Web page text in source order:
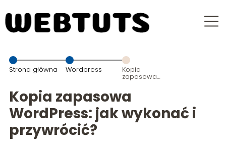
Strona główna Wordpress Kopia
zapasowa
przywrócić?
Kopia zapasowa
WordPress: jak wykonać i
przywrócić?